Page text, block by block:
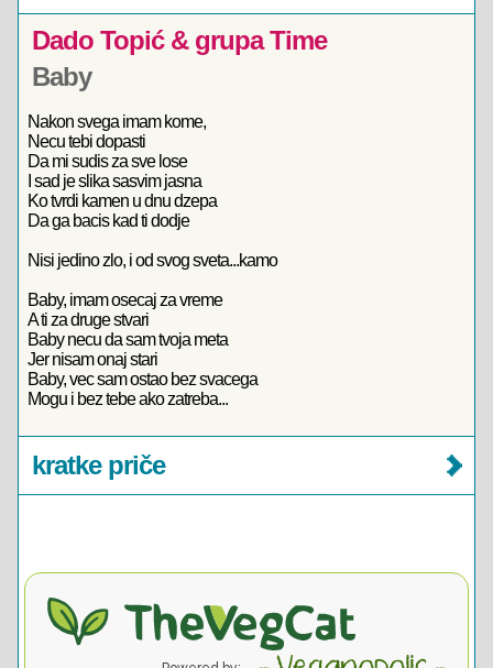
Dado Topić & grupa Time
Baby
Nakon svega imam kome,
Necu tebi dopasti
Da mi sudis za sve lose
I sad je slika sasvim jasna
Ko tvrdi kamen u dnu dzepa
Da ga bacis kad ti dodje
Nisi jedino zlo, i od svog sveta...kamo
Baby, imam osecaj za vreme
A ti za druge stvari
Baby necu da sam tvoja meta
Jer nisam onaj stari
Baby, vec sam ostao bez svacega
Mogu i bez tebe ako zatreba...
kratke priče